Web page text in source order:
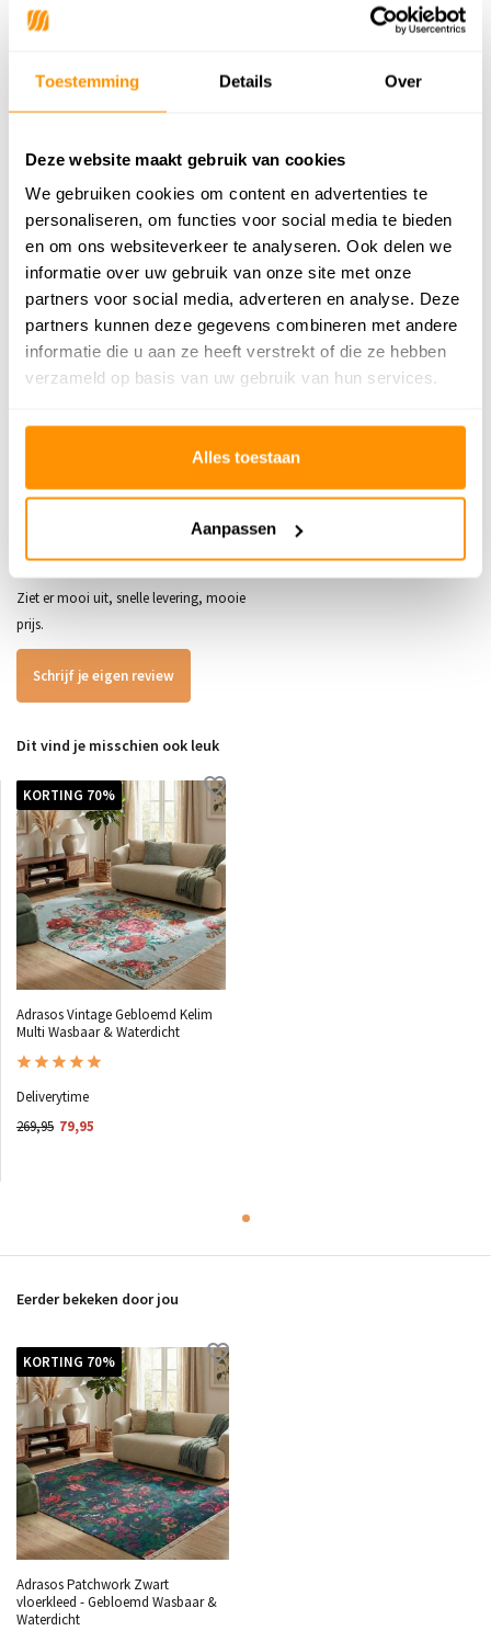
Toestemming Details Over
Deze website maakt gebruik van cookies
We gebruiken cookies om content en advertenties te
personaliseren, om functies voor social media te bieden
en om ons websiteverkeer te analyseren. Ook delen we
informatie over uw gebruik van onze site met onze
partners voor social media, adverteren en analyse. Deze
partners kunnen deze gegevens combineren met andere
informatie die u aan ze heeft verstrekt of die ze hebben
verzameld op basis van uw gebruik van hun services.
Alles toestaan
Aanpassen
Adviesprijs269,95
79,95 70% Je bespaart 190 euro
Buy now, pay later
Gepost door:Constanceop 23 Juni 2025
Ziet er mooi uit, snelle levering, mooie
prijs.
Schrijf je eigen review
Dit vind je misschien ook leuk
KORTING 70%
Adrasos Vintage Gebloemd Kelim
Multi Wasbaar & Waterdicht
Deliverytime
269,95 79,95
Eerder bekeken door jou
KORTING 70%
Adrasos Patchwork Zwart
vloerkleed - Gebloemd Wasbaar &
Waterdicht